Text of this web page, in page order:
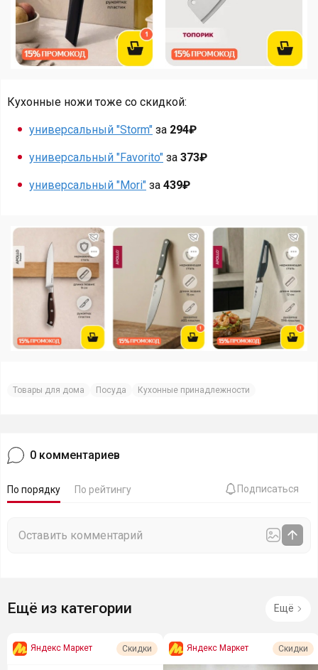
Кухонные ножи тоже со скидкой:
универсальный "Storm" за 294₽
универсальный "Favorito" за 373₽
универсальный "Mori" за 439₽
Товары для дома Посуда Кухонные принадлежности
0 комментариев
По порядку По рейтингу Подписаться
Ещё из категории Ещё
Яндекс Маркет Скидки Яндекс Маркет Скидки